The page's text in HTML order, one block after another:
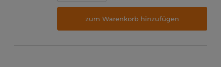
zum Warenkorb hinzufügen